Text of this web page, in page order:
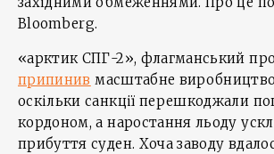
Bloomberg.
«арктик СПГ-2», флагманський
припинив масштабне
оскільки санкції перешкоджали
кордоном, а наростання льоду
прибуття суден. Хоча заводу